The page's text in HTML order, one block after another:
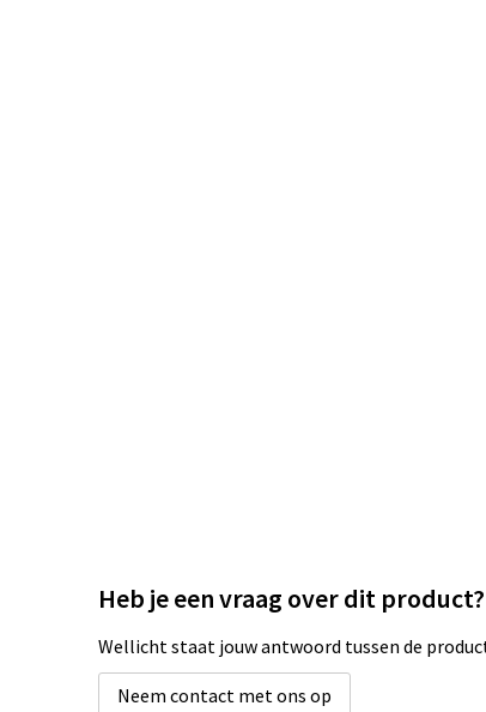
Heb je een vraag over dit product?
Wellicht staat jouw antwoord tussen de
Neem contact met ons op